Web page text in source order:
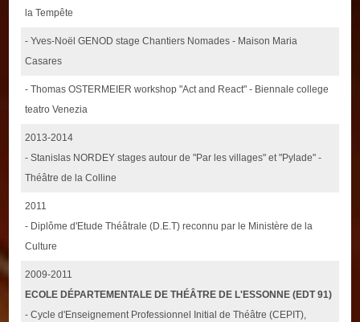
la Tempête
- Yves-Noël GENOD stage Chantiers Nomades - Maison Maria
Casares
- Thomas OSTERMEIER workshop "Act and React" - Biennale college
teatro Venezia
2013-2014
- Stanislas NORDEY stages autour de "Par les villages" et "Pylade" -
Théâtre de la Colline
2011
- Diplôme d'Etude Théâtrale (D.E.T) reconnu par le Ministère de la
Culture
2009-2011
ECOLE DÉPARTEMENTALE DE THÉÂTRE DE L'ESSONNE (EDT 91)
- Cycle d'Enseignement Professionnel Initial de Théâtre (CEPIT),